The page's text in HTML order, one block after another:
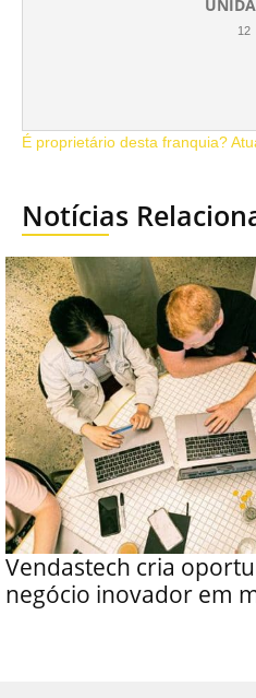
12
É proprietário desta franquia?
Notícias
Vendastech cria
negócio inovador em